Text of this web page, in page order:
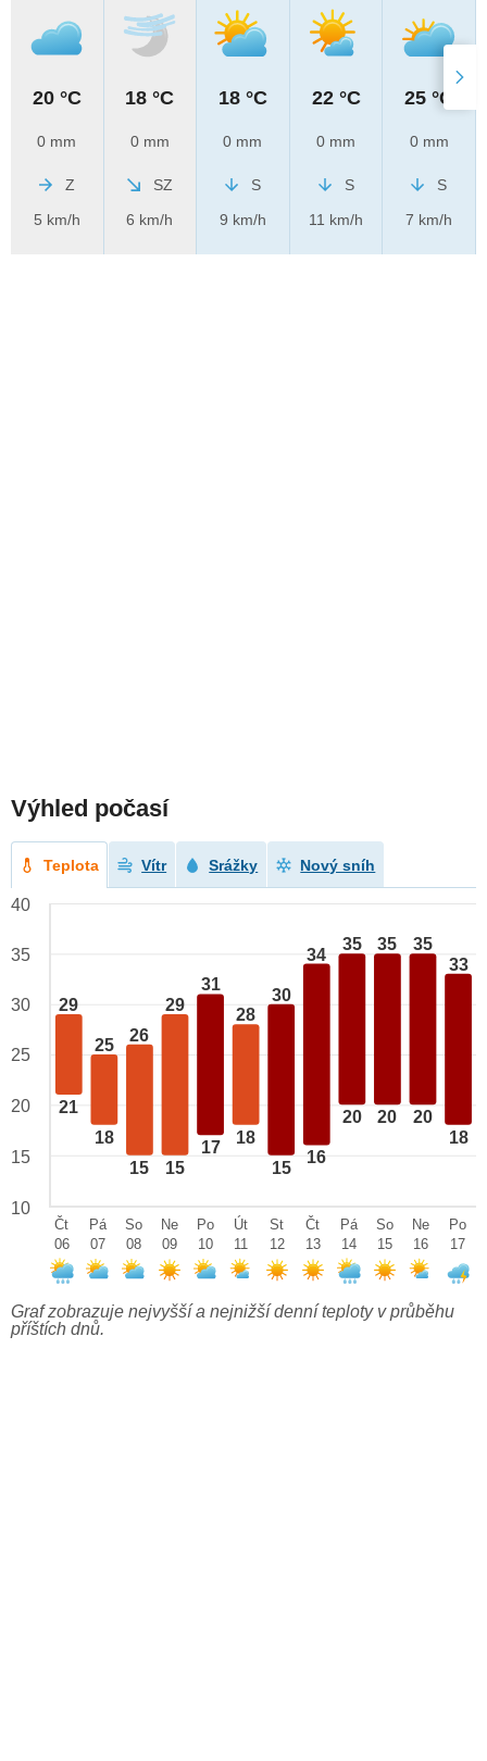
20 °C
0 mm
Z
5 km/h
18 °C
0 mm
SZ
6 km/h
18 °C
0 mm
S
9 km/h
22 °C
0 mm
S
11 km/h
25 °C
0 mm
S
7 km/h
Výhled počasí
Teplota Vítr Srážky Nový sníh
29
21
25
18
26
15
29
15
31
17
28
18
30
15
34
16
35
20
35
20
35
20
33
18
40
35
30
25
20
15
10
Čt
06
Pá
07
So
08
Ne
09
Po
10
Út
11
St
12
Čt
13
Pá
14
So
15
Ne
16
Po
17
Graf zobrazuje nejvyšší a nejnižší denní teploty v průběhu
příštích dnů.